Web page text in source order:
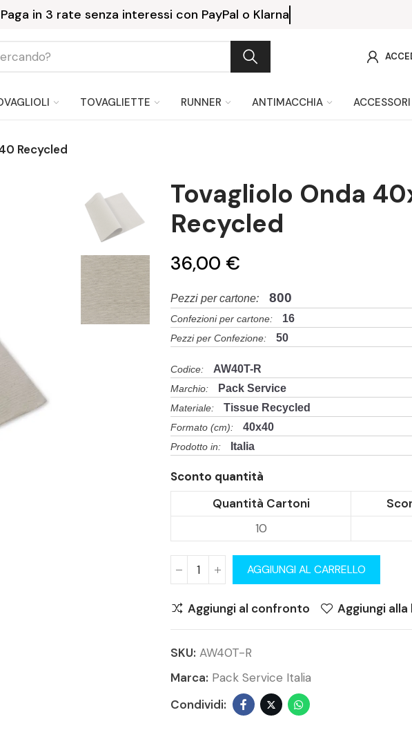
Paga in 3 rate senza interessi con PayPal o Klarna
TOVAGLIETTE RUNNER ANTIMACCHIA ACCESSORI
Recycled
Tovagliolo Onda
Recycled
36,00 €
Pezzi per cartone: 800
Confezioni per cartone: 16
Pezzi per Confezione: 50
Codice: AW40T-R
Marchio: Pack Service
Materiale: Tissue Recycled
Formato (cm): 40x40
Prodotto in: Italia
Sconto quantità
Quantità Cartoni
10
AGGIUNGI AL CARRELLO
Aggiungi al confronto Aggiungi
SKU: AW40T-R
Marca: Pack Service Italia